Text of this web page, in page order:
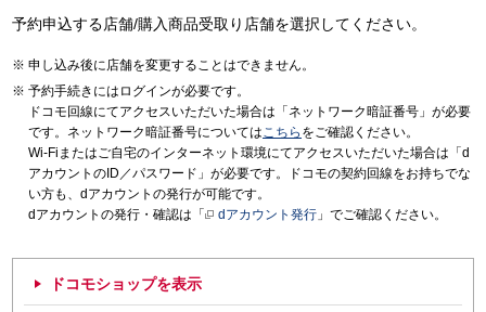
予約申込する店舗/購入商品受取り店舗を選択してください。
申し込み後に店舗を変更することはできません。
予約手続きにはログインが必要です。
ドコモ回線にてアクセスいただいた場合は「ネットワーク暗証番号」が必要
です。ネットワーク暗証番号についてはこちら をご確認ください。
Wi-Fiまたはご自宅のインターネット環境にてアクセスいただいた場合は「d
アカウントのID／パスワード」が必要です。ドコモの契約回線をお持ちでな
い方も、dアカウントの発行が可能です。
dアカウントの発行・確認は「
dアカウント発行 」でご確認ください。
ドコモショップを表示